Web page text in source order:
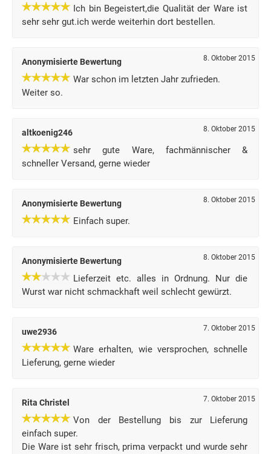
Ich bin Begeistert,die Qualität der Ware ist
sehr sehr gut.ich werde weiterhin dort bestellen.
Anonymisierte Bewertung 8. Oktober 2015
War schon im letzten Jahr zufrieden.
Weiter so.
altkoenig246 8. Oktober 2015
sehr gute Ware, fachmännischer &
schneller Versand, gerne wieder
Anonymisierte Bewertung 8. Oktober 2015
Einfach super.
Anonymisierte Bewertung 8. Oktober 2015
Lieferzeit etc. alles in Ordnung. Nur die
Wurst war nicht schmackhaft weil schlecht gewürzt.
uwe2936 7. Oktober 2015
Ware erhalten, wie versprochen, schnelle
Lieferung, gerne wieder
Rita Christel 7. Oktober 2015
Von der Bestellung bis zur Lieferung
einfach super.
Die Ware ist sehr frisch, prima verpackt und wurde sehr